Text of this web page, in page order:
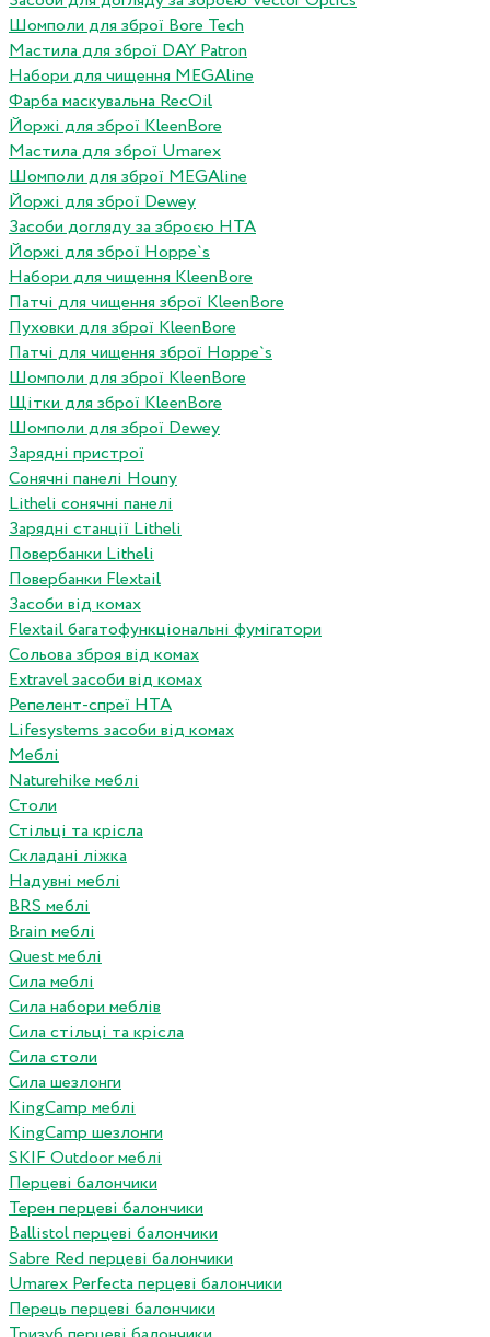
Шомполи для зброї Bore Tech
Мастила для зброї DAY Patron
Набори для чищення MEGAline
Фарба маскувальна RecOil
Йоржі для зброї KleenBore
Мастила для зброї Umarex
Шомполи для зброї MEGAline
Йоржі для зброї Dewey
Засоби догляду за зброєю HTA
Йоржі для зброї Hoppe`s
Набори для чищення KleenBore
Патчі для чищення зброї KleenBore
Пуховки для зброї KleenBore
Патчі для чищення зброї Hoppe`s
Шомполи для зброї KleenBore
Щітки для зброї KleenBore
Шомполи для зброї Dewey
Зарядні пристрої
Сонячні панелі Houny
Litheli сонячні панелі
Зарядні станції Litheli
Повербанки Litheli
Повербанки Flextail
Засоби від комах
Flextail багатофункціональні фумігатори
Сольова зброя від комах
Extravel засоби від комах
Репелент-спреї HTA
Lifesystems засоби від комах
Меблі
Naturehike меблі
Столи
Стільці та крісла
Складані ліжка
Надувні меблі
BRS меблі
Brain меблі
Quest меблі
Сила меблі
Сила набори меблів
Сила стільці та крісла
Сила столи
Сила шезлонги
KingCamp меблі
KingCamp шезлонги
SKIF Outdoor меблі
Перцеві балончики
Терен перцеві балончики
Ballistol перцеві балончики
Sabre Red перцеві балончики
Umarex Perfecta перцеві балончики
Перець перцеві балончики